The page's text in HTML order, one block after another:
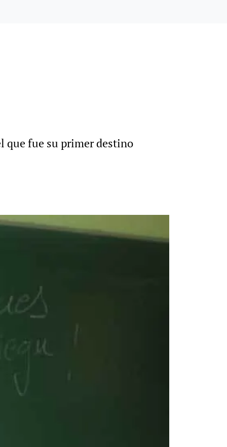
que fue su primer destino